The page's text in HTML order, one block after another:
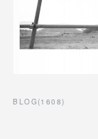
BLOG (1608)